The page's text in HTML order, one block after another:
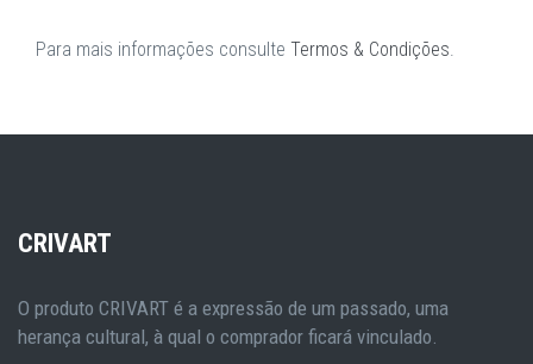
Para mais informações consulte Termos & Condições.
CRIVART
O produto CRIVART é a expressão de um passado, uma
herança cultural, à qual o comprador ficará vinculado.